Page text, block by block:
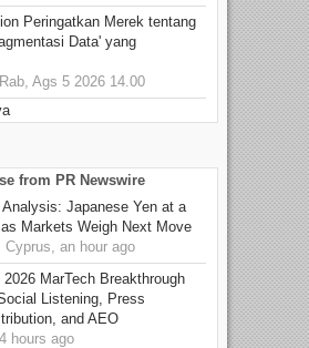
Peringatkan Merek tentang
Data' yang
Ags 5 2026 14.00
from PR Newswire
Japanese Yen at a
Markets Weigh Next Move
Cyprus, an hour ago
MarTech Breakthrough
Listening, Press
and AEO
hours ago